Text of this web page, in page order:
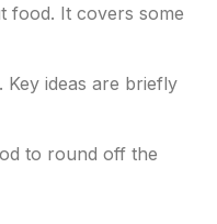
food. It covers some
ideas are briefly
to round off the